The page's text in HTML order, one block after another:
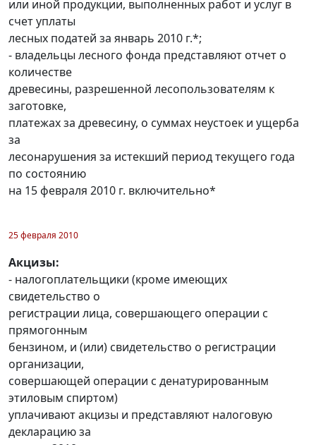
или иной продукции, выполненных работ и услуг в
счет уплаты
лесных податей за январь 2010 г.*;
- владельцы лесного фонда представляют отчет о
количестве
древесины, разрешенной лесопользователям к
заготовке,
платежах за древесину, о суммах неустоек и ущерба
за
лесонарушения за истекший период текущего года
по состоянию
на 15 февраля 2010 г. включительно*
25 февраля 2010
Акцизы:
- налогоплательщики (кроме имеющих
свидетельство о
регистрации лица, совершающего операции с
прямогонным
бензином, и (или) свидетельство о регистрации
организации,
совершающей операции с денатурированным
этиловым спиртом)
уплачивают акцизы и представляют налоговую
декларацию за